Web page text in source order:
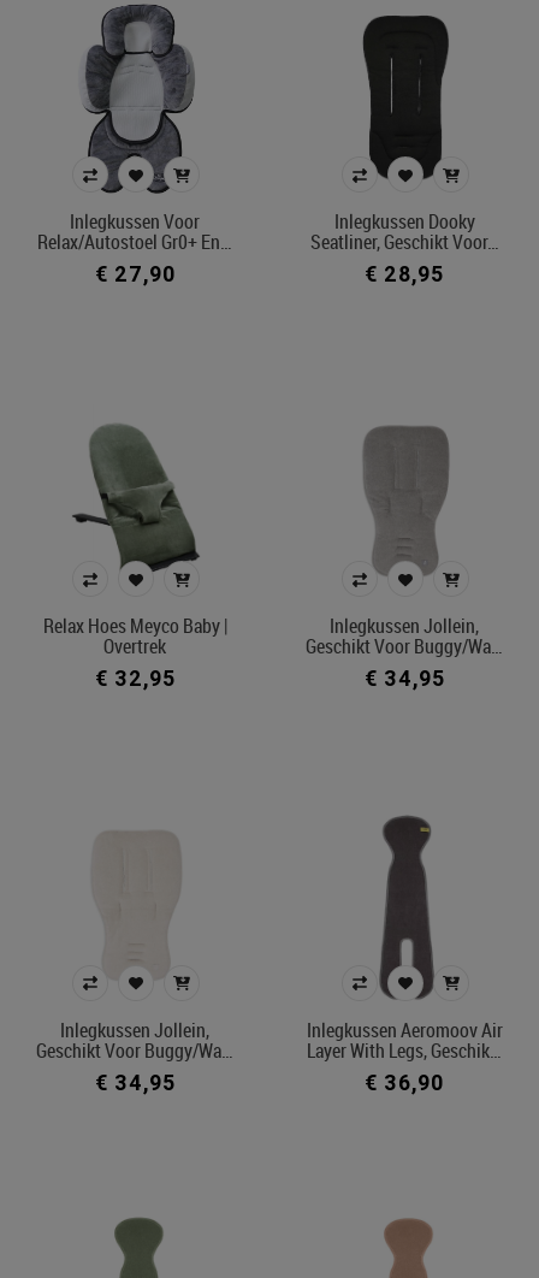
Inlegkussen Voor
Relax/autostoel Gr0+ En…
€ 27,90
Inlegkussen Dooky
Seatliner, Geschikt Voor…
€ 28,95
Relax Hoes Meyco Baby |
Overtrek
€ 32,95
Inlegkussen Jollein,
Geschikt Voor Buggy/wa…
€ 34,95
Inlegkussen Jollein,
Geschikt Voor Buggy/wa…
€ 34,95
Inlegkussen Aeromoov Air
Layer With Legs, Geschik…
€ 36,90